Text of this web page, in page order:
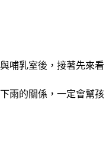
哺乳室後，接著先來看
雨的關係，一定會幫孩